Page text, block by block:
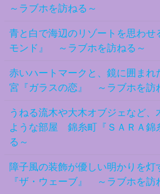
～ラブホを訪ねる～
青と白で海辺のリゾートを思わ
モンド』 ～ラブホを訪ねる～
赤いハートマークと、鏡に囲ま
宮『ガラスの恋』 ～ラブホを訪
うねる流木や大木オブジェなど
ような部屋 錦糸町『ＳＡＲＡ
る～
障子風の装飾が優しい明かりを
『ザ・ウェーブ』 ～ラブホを訪